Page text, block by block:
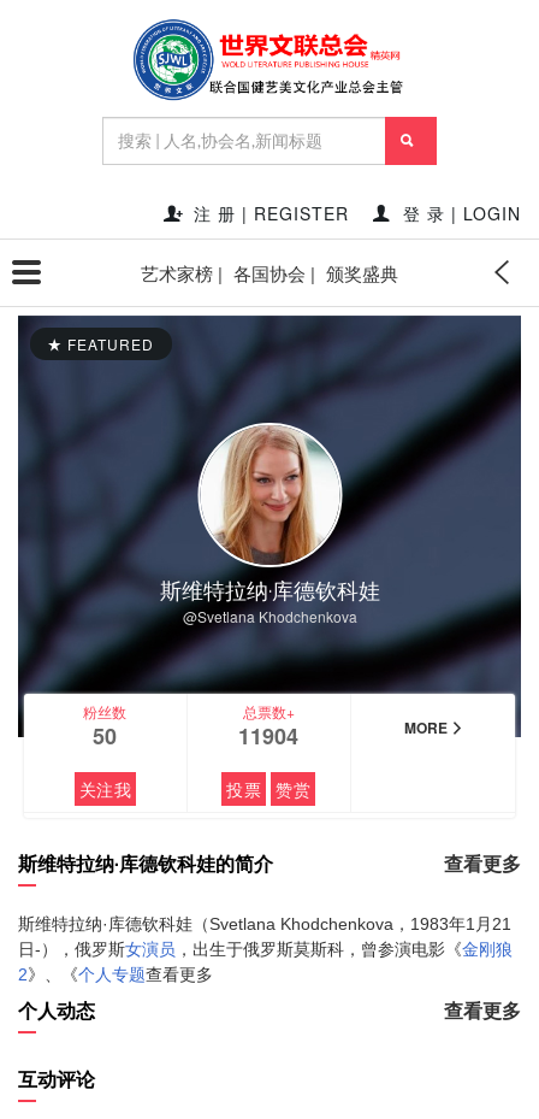
注 册 | REGISTER 登 录 | LOGIN
艺术家榜 | 各国协会 | 颁奖盛典
FEATURED
斯维特拉纳·库德钦科娃
@Svetlana Khodchenkova
粉丝数
50
关注我
总票数+
11904
投票 赞赏
MORE
斯维特拉纳·库德钦科娃的简介 查看更多
斯维特拉纳·库德钦科娃（Svetlana Khodchenkova，1983年1月21
日-），俄罗斯女演员 ，出生于俄罗斯莫斯科，曾参演电影《金刚狼
2》、《个人专题查看更多
个人动态 查看更多
互动评论